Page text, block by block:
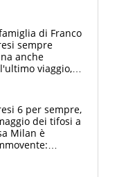
di Franco
sempre
anche
viaggio,
dei tifosi
6 per sempre,
dei tifosi a
Milan è